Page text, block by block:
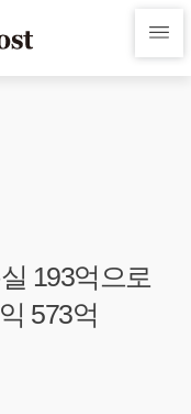
193억으로
573억